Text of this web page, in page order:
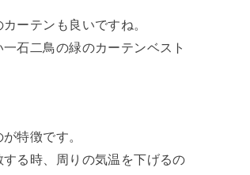
ーテンも良いですね。
石二鳥の緑のカーテンベスト
特徴です。
る時、周りの気温を下げるの